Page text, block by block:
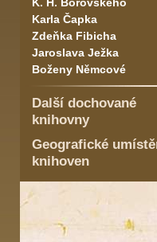
Karla Čapka
Zdeňka Fibicha
Jaroslava Ježka
Boženy Němcové
Další dochované
knihovny
Geografické
knihoven